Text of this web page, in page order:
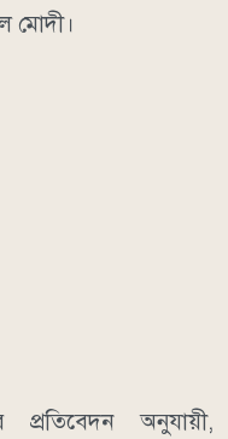
মোদী।
প্রতিবেদন অনুযায়ী,